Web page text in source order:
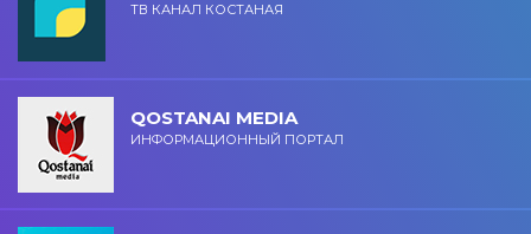
ТВ КАНАЛ КОСТАНАЯ
QOSTANAI MEDIA
ИНФОРМАЦИОННЫЙ ПОРТАЛ